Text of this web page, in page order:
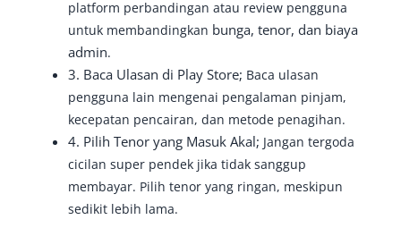
platform perbandingan atau review pengguna
untuk membandingkan bunga, tenor, dan biaya
admin.
3. Baca Ulasan di Play Store; Baca ulasan
pengguna lain mengenai pengalaman pinjam,
kecepatan pencairan, dan metode penagihan.
4. Pilih Tenor yang Masuk Akal; Jangan tergoda
cicilan super pendek jika tidak sanggup
membayar. Pilih tenor yang ringan, meskipun
sedikit lebih lama.